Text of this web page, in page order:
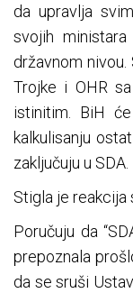
da upravlja
svojih
državnom
Trojke i OHR
istinitim. BiH
kalkulisanju
zaključuju u SDA.
Stigla je reakcija
Poručuju da
prepoznala
da se sruši